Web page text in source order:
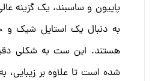
پاپیون و ساسبند، یک گزینه
به دنبال یک استایل شیک و
هستند. این ست به شکلی
شده است تا علاوه بر زیبایی،